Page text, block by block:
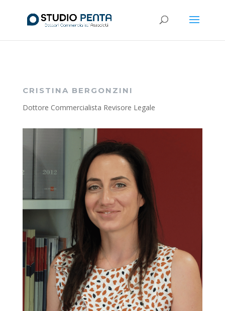
CRISTINA BERGONZINI
Dottore Commercialista Revisore Legale